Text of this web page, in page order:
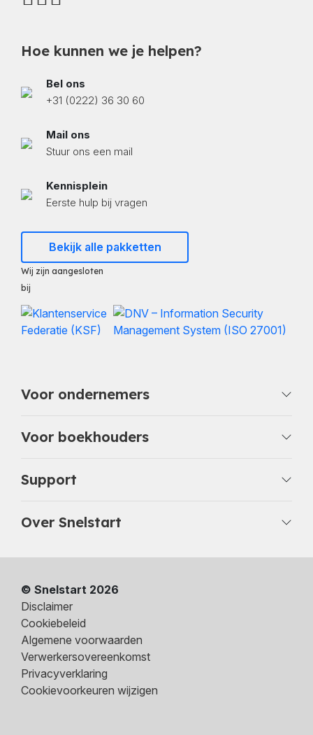
Hoe kunnen we je helpen?
Bel ons
+31 (0222) 36 30 60
Mail ons
Stuur ons een mail
Kennisplein
Eerste hulp bij vragen
Bekijk alle pakketten
Wij zijn aangesloten
bij
Voor ondernemers
Voor boekhouders
Support
Over Snelstart
© Snelstart 2026
Disclaimer
Cookiebeleid
Algemene voorwaarden
Verwerkersovereenkomst
Privacyverklaring
Cookievoorkeuren wijzigen